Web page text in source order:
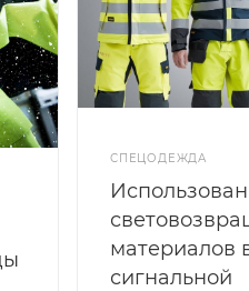
СПЕЦОДЕЖДА
материалов
сигнальной